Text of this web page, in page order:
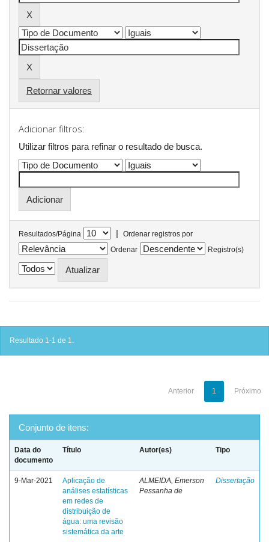
Retornar valores
Adicionar filtros:
Utilizar filtros para refinar o resultado de busca.
Resultados/Página |
Ordenar registros por
Ordenar
Registro(s)
Resultado 1-1 de 1.
Anterior 1 Próximo
Conjunto de itens:
Data do
documento
Título Autor(es) Tipo
9-Mar-2021
Aplicação de
análises estatísticas
em redes de
distribuição de
água: uma revisão
sistemática da arte
ALMEIDA, Emerson
Pessanha de
Dissertação